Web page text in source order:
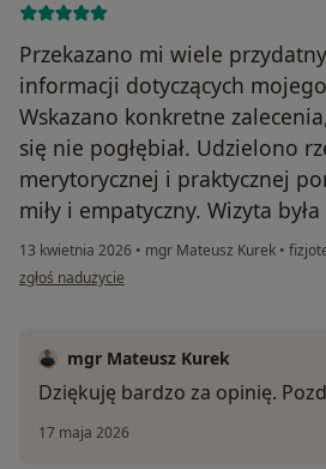
Przekazano mi wiele
informacji dotyczących
Wskazano konkretne
się nie pogłębiał. Udzielono
merytorycznej i praktycznej
miły i empatyczny. Wizyta
13 kwietnia 2026 • mgr Mateusz Kurek •
w opinii użytkownika Monika
zgłoś nadużycie
mgr Mateusz Kurek
Dziękuję bardzo za opinię.
17 maja 2026